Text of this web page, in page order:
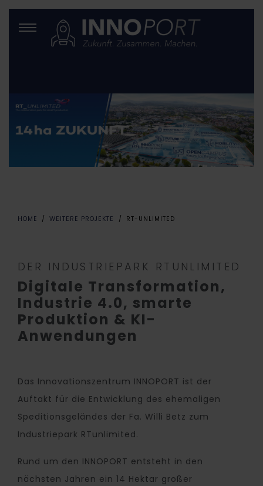
HOME WEITERE PROJEKTE RT-UNLIMITED
DER INDUSTRIEPARK RTUNLIMITED
Digitale Transformation,
Industrie 4.0, smarte
Produktion & KI-
Anwendungen
Das Innovationszentrum INNOPORT ist der
Auftakt für die Entwicklung des ehemaligen
Speditionsgeländes der Fa. Willi Betz zum
Industriepark RTunlimited.
Rund um den INNOPORT entsteht in den
nächsten Jahren ein 14 Hektar großer